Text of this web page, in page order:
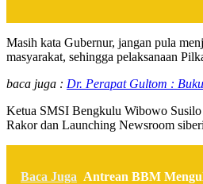
Masih kata Gubernur, jangan pula
masyarakat, sehingga pelaksanaan
baca juga : Dr. Perapat Gultom :
Ketua SMSI Bengkulu Wibowo Susilo
Rakor dan Launching Newsroom
Baca Juga Antrean BBM